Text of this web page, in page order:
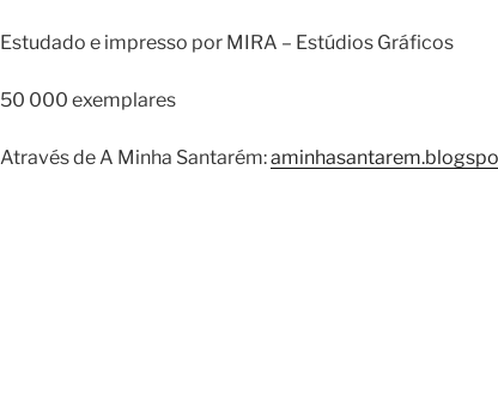
Estudado e impresso por MIRA – Estúdios Gráficos
50 000 exemplares
Através de A Minha Santarém: